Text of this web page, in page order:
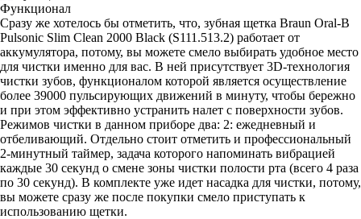
Функционал
Сразу же хотелось бы отметить, что, зубная щетка Braun Oral-B
Pulsonic Slim Clean 2000 Black (S111.513.2) работает от
аккумулятора, потому, вы можете смело выбирать удобное место
для чистки именно для вас. В ней присутствует 3D-технология
чистки зубов, функционалом которой является осуществление
более 39000 пульсирующих движений в минуту, чтобы бережно
и при этом эффективно устранить налет с поверхности зубов.
Режимов чистки в данном приборе два: 2: ежедневный и
отбеливающий. Отдельно стоит отметить и профессиональный
2-минутный таймер, задача которого напоминать вибрацией
каждые 30 секунд о смене зоны чистки полости рта (всего 4 раза
по 30 секунд). В комплекте уже идет насадка для чистки, потому,
вы можете сразу же после покупки смело приступать к
использованию щетки.